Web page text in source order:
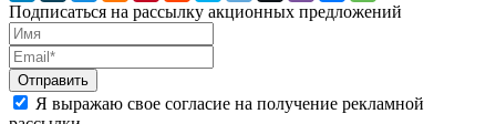
Подписаться на рассылку акционных предложений
Я выражаю свое согласие на получение рекламной